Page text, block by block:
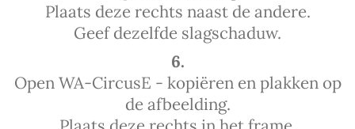
Plaats deze rechts naast de andere.
Geef dezelfde slagschaduw.
6.
Open WA-CircusE - kopiëren en plakken op
de afbeelding.